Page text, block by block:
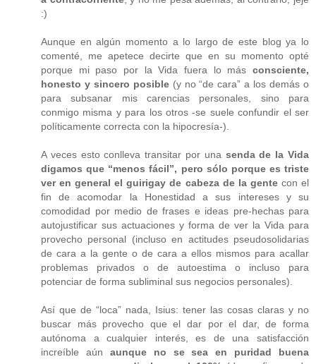
:)
Aunque en algún momento a lo largo de este blog ya lo
comenté, me apetece decirte que en su momento opté
porque mi paso por la Vida fuera lo más consciente,
honesto y sincero posible(y no “de cara” a los demás o
para subsanar mis carencias personales, sino para
conmigo misma y para los otros -se suele confundir el ser
políticamente correcta con la hipocresía-).
A veces esto conlleva transitar por una senda de la Vida
digamos que “menos fácil”, pero sólo porque es triste
ver en general el guirigay de cabeza de la gentecon el
fin de acomodar la Honestidad a sus intereses y su
comodidad por medio de frases e ideas pre-hechas para
autojustificar sus actuaciones y forma de ver la Vida para
provecho personal (incluso en actitudes pseudosolidarias
de cara a la gente o de cara a ellos mismos para acallar
problemas privados o de autoestima o incluso para
potenciar de forma subliminal sus negocios personales).
Así que de “loca” nada, Isius: tener las cosas claras y no
buscar más provecho que el dar por el dar, de forma
autónoma a cualquier interés, es de una satisfacción
increíble aún aunque no se sea en puridad buena